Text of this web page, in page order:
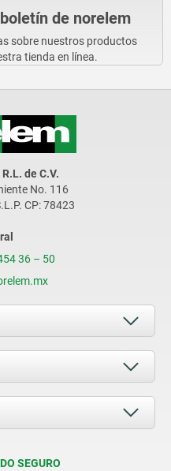
de norelem
sobre nuestros productos
tienda en línea.
de C.V.
No. 116
CP: 78423
36 – 50
SEGURO